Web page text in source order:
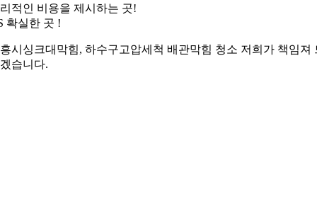
적인 비용을 제시하는 곳!
확실한 곳 !
시싱크대막힘, 하수구고압세척 배관막힘 청소 저희가 책임져
습니다.